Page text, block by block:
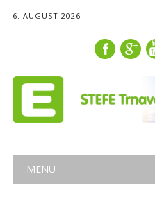
6. AUGUST 2026
Main menu
MENU